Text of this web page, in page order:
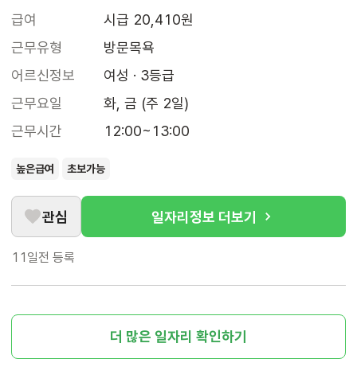
급여
시급 20,410원
근무유형
방문목욕
어르신정보
여성 · 3등급
근무요일
화, 금 (주 2일)
근무시간
12:00~13:00
높은급여 초보가능
관심 일자리정보 더보기
11일전 등록
더 많은 일자리 확인하기